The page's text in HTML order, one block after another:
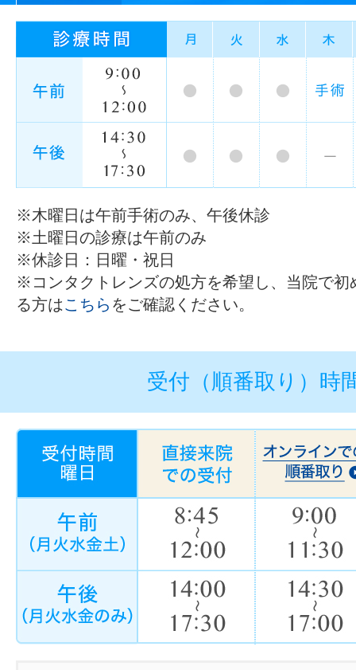
※木曜日は午前手術のみ、午後休診
※土曜日の診療は午前のみ
※休診日：日曜・祝日
※コンタクトレンズの処方を希望し、当院で初
る方はこちら をご確認ください。
受付（順番取り）時